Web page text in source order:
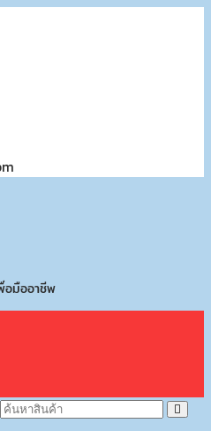
อมืออาชีพ